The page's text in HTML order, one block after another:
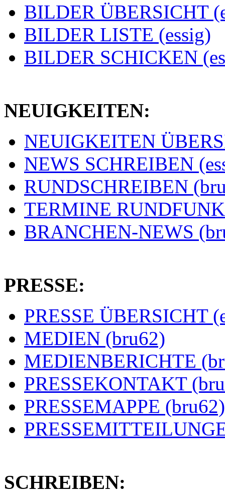
BILDER ÜBERSICHT
BILDER LISTE (essig)
BILDER SCHICKEN
NEUIGKEITEN:
NEUIGKEITEN
NEWS SCHREIBEN
RUNDSCHREIBEN
TERMINE
BRANCHEN-NEWS
PRESSE:
PRESSE ÜBERSICHT
MEDIEN (bru62)
MEDIENBERICHTE
PRESSEKONTAKT
PRESSEMAPPE (bru62)
SCHREIBEN: